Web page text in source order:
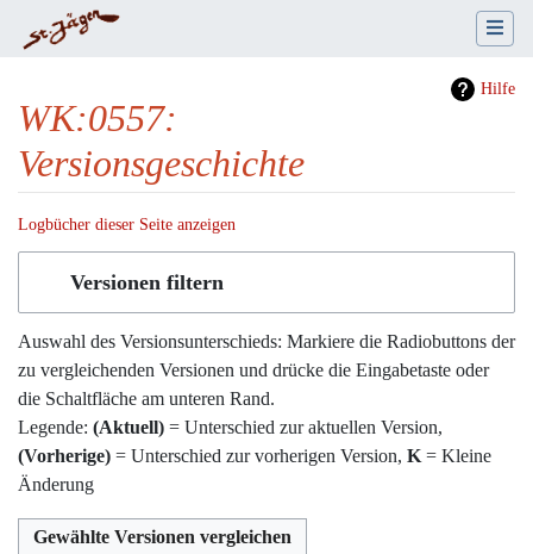
Hilfe
WK:0557:
Versionsgeschichte
Logbücher dieser Seite anzeigen
Wechseln zu:Navigation,Suche
Versionen filtern
Auswahl des Versionsunterschieds: Markiere die Radiobuttons der
zu vergleichenden Versionen und drücke die Eingabetaste oder
die Schaltfläche am unteren Rand.
Legende: (Aktuell) = Unterschied zur aktuellen Version,
(Vorherige) = Unterschied zur vorherigen Version, K = Kleine
Änderung